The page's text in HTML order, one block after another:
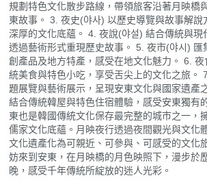
規劃特色文化散步路線，帶領旅客沿著月映橋
東故事。 3. 夜史(야사) 以歷史導覽與故事解說
深厚的文化底蘊。 4. 夜說(야설) 結合傳統與現
透過藝術形式重現歷史故事。 5. 夜市(야시) 匯
創產品及地方特產，感受在地文化魅力。 6.
統美食與特色小吃，享受舌尖上的文化之旅。
題展覽與藝術展示，呈現安東文化與國家遺產
結合傳統韓屋與特色住宿體驗，感受安東獨有
東也是韓國傳統文化保存最完整的城市之一，
儒家文化底蘊。月映夜行透過夜間觀光與文化
文化遺產化為可親近、可參與、可感受的文化
妨來到安東，在月映橋的月色映照下，漫步於
晚，感受千年傳統所綻放的迷人光彩。